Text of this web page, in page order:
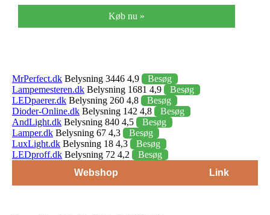
Køb nu »
MrPerfect.dk Belysning 3446 4,9
Besøg
Lampemesteren.dk Belysning 1681 4,9
Besøg
LEDpaerer.dk Belysning 260 4,8
Besøg
Dioder-Online.dk Belysning 142 4,8
Besøg
AndLight.dk Belysning 840 4,5
Besøg
Lamper.dk Belysning 67 4,3
Besøg
LuxLight.dk Belysning 18 4,3
Besøg
LEDproff.dk Belysning 72 4,2
Besøg
Webshop
Link